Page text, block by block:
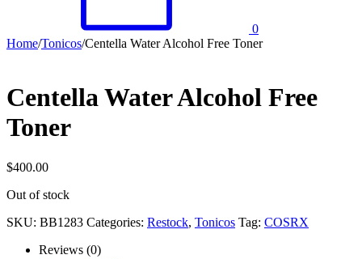
0
Home/Tonicos/Centella Water Alcohol Free Toner
Centella Water Alcohol Free
Toner
$400.00
Out of stock
SKU: BB1283 Categories: Restock, Tonicos Tag: COSRX
Reviews (0)